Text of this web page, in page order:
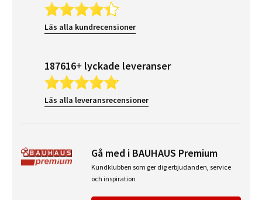
Läs alla kundrecensioner
187616+ lyckade leveranser
Läs alla leveransrecensioner
Gå med i BAUHAUS Premium
Kundklubben som ger dig erbjudanden, service
och inspiration